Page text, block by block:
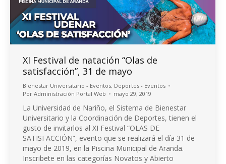
XI Festival de natación “Olas de
satisfacción”, 31 de mayo
Bienestar Universitario - Eventos, Deportes - Eventos
Por Administración Portal Web mayo 29, 2019
La Universidad de Nariño, el Sistema de Bienestar
Universitario y la Coordinación de Deportes, tienen el
gusto de invitarlos al XI Festival “OLAS DE
SATISFACCIÓN”, evento que se realizará el día 31 de
mayo de 2019, en la Piscina Municipal de Aranda.
Inscribete en las categorías Novatos y Abierto